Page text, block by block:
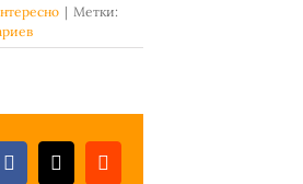
| Метки:
Facebook
X Reddit